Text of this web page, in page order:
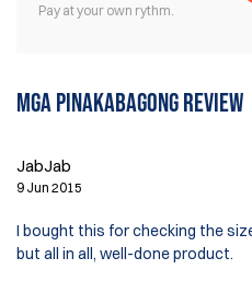
Pay at your own rythm.
Mga pinakabagong review
JabJab
9 Jun 2015
I bought this for checking the
but all in all, well-done product.